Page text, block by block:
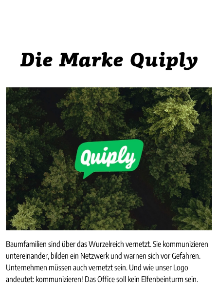
Die Marke Quiply
Baumfamilien sind über das Wurzelreich vernetzt. Sie kommunizieren
untereinander, bilden ein Netzwerk und warnen sich vor Gefahren.
Unternehmen müssen auch vernetzt sein. Und wie unser Logo
andeutet: kommunizieren! Das Office soll kein Elfenbeinturm sein.